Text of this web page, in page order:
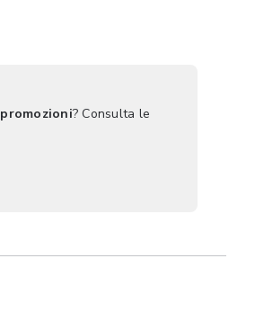
promozioni? Consulta le